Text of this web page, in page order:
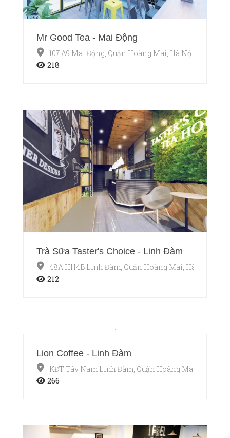
Mr Good Tea - Mai Động
107 A9 Mai Động, Quận Hoàng Mai, Hà Nội
218
Trà Sữa Taster's Choice - Linh Đàm
48A HH4B Linh Đàm, Quận Hoàng Mai, Hà Nội
212
Lion Coffee - Linh Đàm
KĐT Tây Nam Linh Đàm, Quận Hoàng Mai, Hà Nội
266